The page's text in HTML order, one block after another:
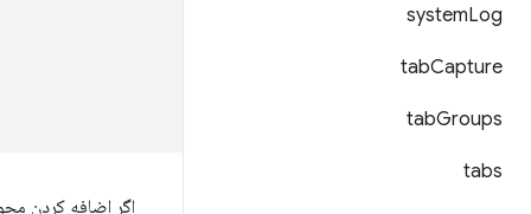
systemLog
tabCapture
tabGroups
tabs
اگر اضافه کردن